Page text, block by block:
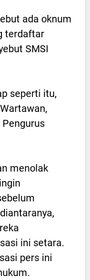
ada oknum
terdaftar
SMSI
seperti itu,
menolak
ini setara.
pers ini